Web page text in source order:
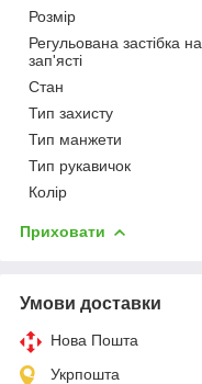
Розмір
Регульована застібка на
зап'ясті
Стан
Тип захисту
Тип манжети
Тип рукавичок
Колір
Приховати
Умови доставки
Нова Пошта
Укрпошта